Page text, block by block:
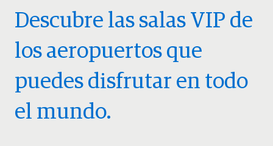
Descubre las salas VIP de
los aeropuertos que
puedes disfrutar en todo
el mundo.